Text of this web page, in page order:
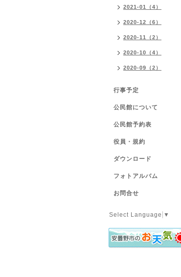
2021-01（4）
2020-12（6）
2020-11（2）
2020-10（4）
2020-09（2）
行事予定
公民館について
公民館予約表
役員・規約
ダウンロード
フォトアルバム
お問合せ
Select Language ▼